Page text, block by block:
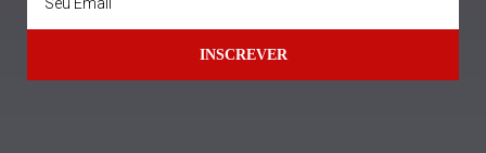
INSCREVER